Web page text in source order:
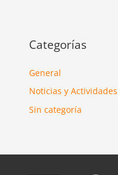
Categorías
General
Noticias y Actividades
Sin categoría